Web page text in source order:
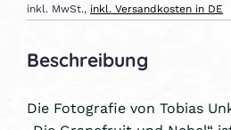
inkl. MwSt., inkl. Versandkosten in DE
Beschreibung
Die Fotografie von Tobias